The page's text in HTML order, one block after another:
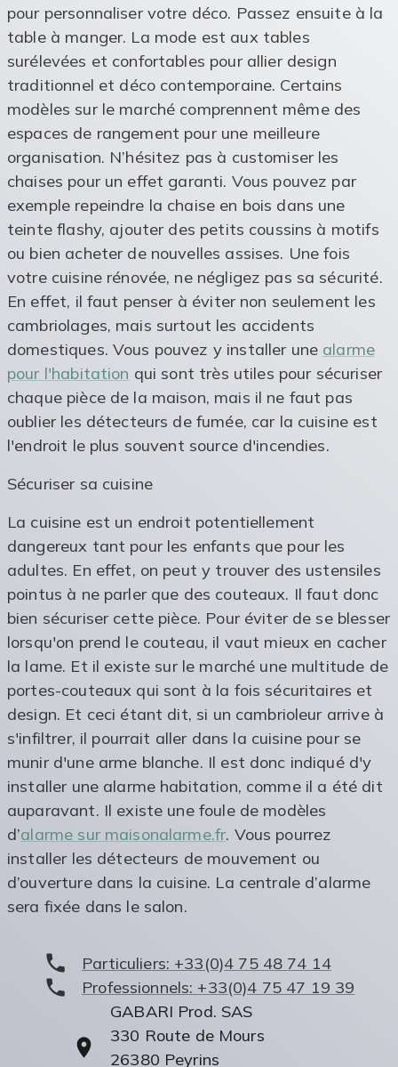
pour personnaliser votre déco. Passez ensuite à la
table à manger. La mode est aux tables
surélevées et confortables pour allier design
traditionnel et déco contemporaine. Certains
modèles sur le marché comprennent même des
espaces de rangement pour une meilleure
organisation. N’hésitez pas à customiser les
chaises pour un effet garanti. Vous pouvez par
exemple repeindre la chaise en bois dans une
teinte flashy, ajouter des petits coussins à motifs
ou bien acheter de nouvelles assises. Une fois
votre cuisine rénovée, ne négligez pas sa sécurité.
En effet, il faut penser à éviter non seulement les
cambriolages, mais surtout les accidents
domestiques. Vous pouvez y installer une alarme
pour l'habitation qui sont très utiles pour sécuriser
chaque pièce de la maison, mais il ne faut pas
oublier les détecteurs de fumée, car la cuisine est
l'endroit le plus souvent source d'incendies.
Sécuriser sa cuisine
La cuisine est un endroit potentiellement
dangereux tant pour les enfants que pour les
adultes. En effet, on peut y trouver des ustensiles
pointus à ne parler que des couteaux. Il faut donc
bien sécuriser cette pièce. Pour éviter de se blesser
lorsqu'on prend le couteau, il vaut mieux en cacher
la lame. Et il existe sur le marché une multitude de
portes-couteaux qui sont à la fois sécuritaires et
design. Et ceci étant dit, si un cambrioleur arrive à
s'infiltrer, il pourrait aller dans la cuisine pour se
munir d'une arme blanche. Il est donc indiqué d'y
installer une alarme habitation, comme il a été dit
auparavant. Il existe une foule de modèles
d’alarme sur maisonalarme.fr. Vous pourrez
installer les détecteurs de mouvement ou
d’ouverture dans la cuisine. La centrale d’alarme
sera fixée dans le salon.
Particuliers: +33(0)4 75 48 74 14
Professionnels: +33(0)4 75 47 19 39
GABARI Prod. SAS
330 Route de Mours
26380 Peyrins